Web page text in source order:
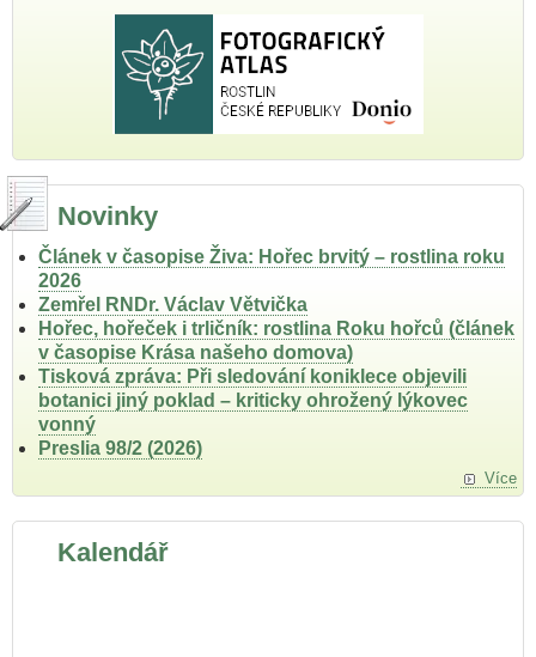
Novinky
Článek v časopise Živa: Hořec brvitý – rostlina roku
2026
Zemřel RNDr. Václav Větvička
Hořec, hořeček i trličník: rostlina Roku hořců (článek
v časopise Krása našeho domova)
Tisková zpráva: Při sledování koniklece objevili
botanici jiný poklad – kriticky ohrožený lýkovec
vonný
Preslia 98/2 (2026)
Více
Kalendář